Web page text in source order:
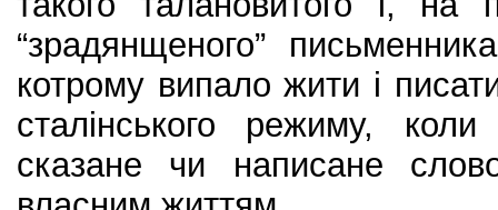
“зрадянщеного”
котрому випало жити і
сталінського режиму,
сказане чи написане